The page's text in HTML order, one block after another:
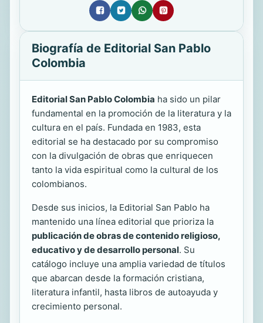
Biografía de Editorial San Pablo
Colombia
Editorial San Pablo Colombia ha sido un pilar
fundamental en la promoción de la literatura y la
cultura en el país. Fundada en 1983, esta
editorial se ha destacado por su compromiso
con la divulgación de obras que enriquecen
tanto la vida espiritual como la cultural de los
colombianos.
Desde sus inicios, la Editorial San Pablo ha
mantenido una línea editorial que prioriza la
publicación de obras de contenido religioso,
educativo y de desarrollo personal. Su
catálogo incluye una amplia variedad de títulos
que abarcan desde la formación cristiana,
literatura infantil, hasta libros de autoayuda y
crecimiento personal.